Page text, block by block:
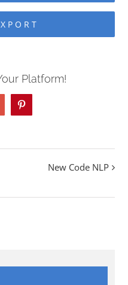
Platform!
New Code NLP